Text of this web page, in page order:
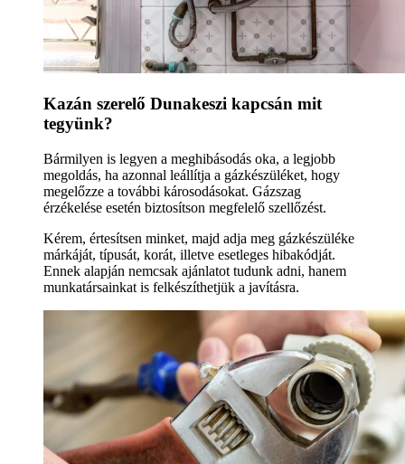
Kazán szerelő Dunakeszi kapcsán mit
tegyünk?
Bármilyen is legyen a meghibásodás oka, a legjobb
megoldás, ha azonnal leállítja a gázkészüléket, hogy
megelőzze a további károsodásokat. Gázszag
érzékelése esetén biztosítson megfelelő szellőzést.
Kérem, értesítsen minket, majd adja meg gázkészüléke
márkáját, típusát, korát, illetve esetleges hibakódját.
Ennek alapján nemcsak ajánlatot tudunk adni, hanem
munkatársainkat is felkészíthetjük a javításra.